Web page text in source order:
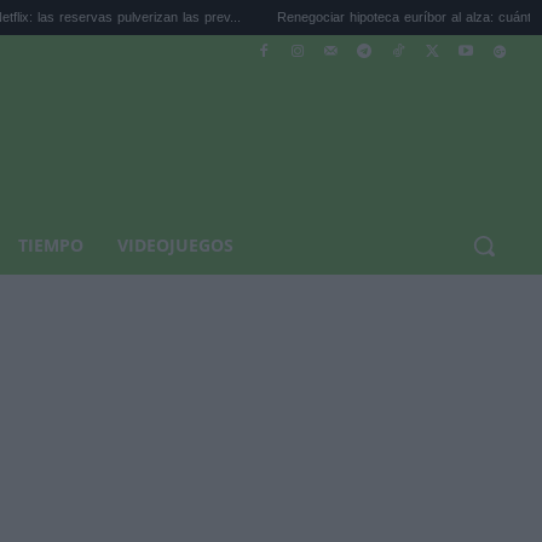
pulverizan las prev... Renegociar hipoteca euríbor al alza: cuánto puedes...
TIEMPO VIDEOJUEGOS